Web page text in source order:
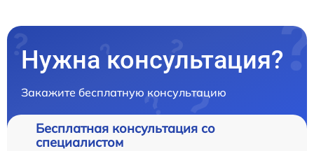
Нужна консультация?
Закажите бесплатную консультацию
Бесплатная консультация со
специалистом